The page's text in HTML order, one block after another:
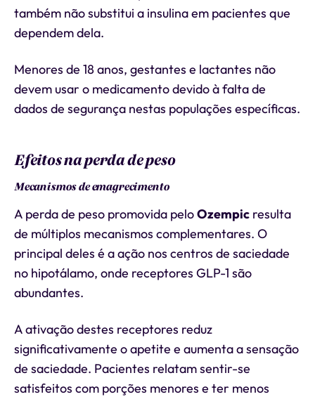
também não substitui a insulina em pacientes que
dependem dela.
Menores de 18 anos, gestantes e lactantes não
devem usar o medicamento devido à falta de
dados de segurança nestas populações específicas.
Efeitos na perda de peso
Mecanismos de emagrecimento
A perda de peso promovida peloOzempic resulta
de múltiplos mecanismos complementares. O
principal deles é a ação nos centros de saciedade
no hipotálamo, onde receptores GLP-1 são
abundantes.
A ativação destes receptores reduz
significativamente o apetite e aumenta a sensação
de saciedade. Pacientes relatam sentir-se
satisfeitos com porções menores e ter menos